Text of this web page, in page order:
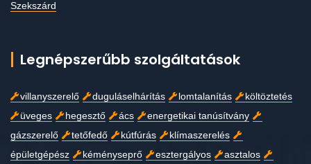
Szekszárd
Legnépszerűbb szolgáltatások
villanyszerelő duguláselhárítás lomtalanítás
költöztetés
üveges
hegesztő ács
energetikai tanúsítvány
gázszerelő
tetőfedő kútfúrás
klímaszerelés
épületgépész
kéményseprő esztergályos
asztalos